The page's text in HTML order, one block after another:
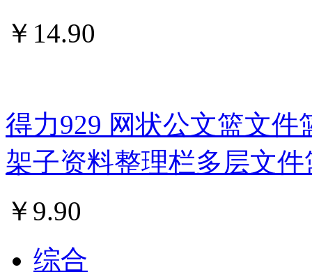
￥ 14.90
得力929 网状公文篮文
架子资料整理栏多层文件
￥ 9.90
综合